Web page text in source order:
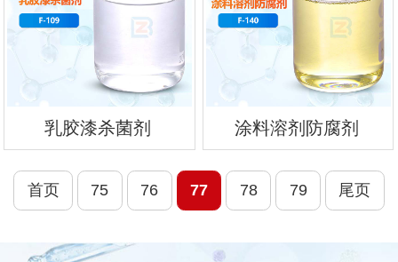
乳胶漆杀菌剂 涂料溶剂防腐剂
首页 75 76 77 78 79 尾页